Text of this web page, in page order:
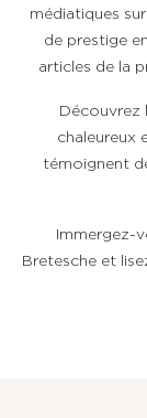
médiatiques
de prestige
articles de la
Découvrez
chaleureux
témoignent
Immergez-
Bretesche et